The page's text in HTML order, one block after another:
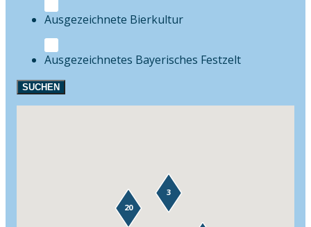
Bierkultur
Festzelt
SUCHEN
20
3